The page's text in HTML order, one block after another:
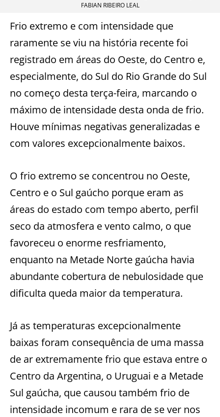
FABIAN RIBEIRO LEAL
Frio extremo e com intensidade que
raramente se viu na história recente foi
registrado em áreas do Oeste, do Centro e,
especialmente, do Sul do Rio Grande do Sul
no começo desta terça-feira, marcando o
máximo de intensidade desta onda de frio.
Houve mínimas negativas generalizadas e
com valores excepcionalmente baixos.
O frio extremo se concentrou no Oeste,
Centro e o Sul gaúcho porque eram as
áreas do estado com tempo aberto, perfil
seco da atmosfera e vento calmo, o que
favoreceu o enorme resfriamento,
enquanto na Metade Norte gaúcha havia
abundante cobertura de nebulosidade que
dificulta queda maior da temperatura.
Já as temperaturas excepcionalmente
baixas foram consequência de uma massa
de ar extremamente frio que estava entre o
Centro da Argentina, o Uruguai e a Metade
Sul gaúcha, que causou também frio de
intensidade incomum e rara de se ver nos